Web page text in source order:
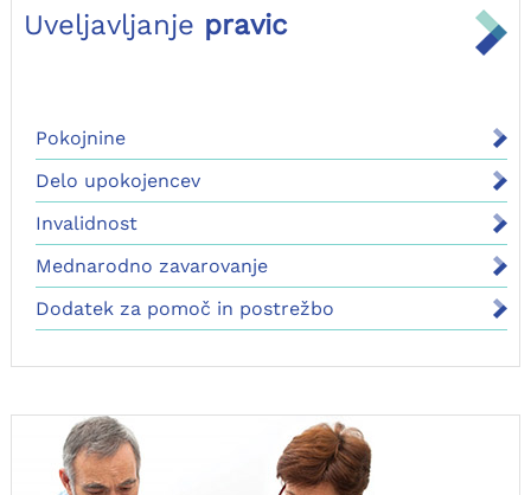
Uveljavljanje pravic
Pokojnine
Delo upokojencev
Invalidnost
Mednarodno zavarovanje
Dodatek za pomoč in postrežbo